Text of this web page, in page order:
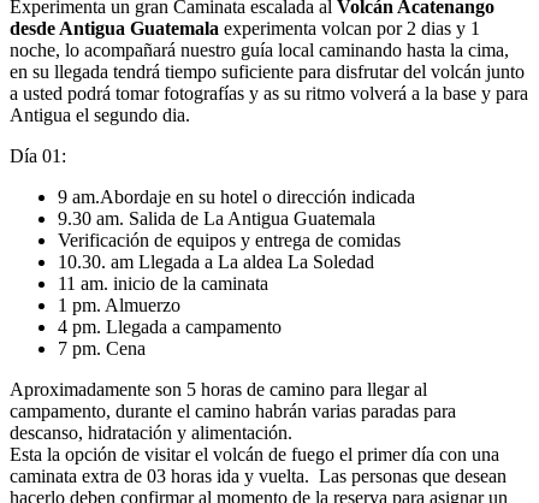
Experimenta un gran Caminata escalada al Volcán Acatenango
desde Antigua Guatemala experimenta volcan por 2 dias y 1
noche, lo acompañará nuestro guía local caminando hasta la cima,
en su llegada tendrá tiempo suficiente para disfrutar del volcán junto
a usted podrá tomar fotografías y as su ritmo volverá a la base y para
Antigua el segundo dia.
Día 01:
9 am.Abordaje en su hotel o dirección indicada
9.30 am. Salida de La Antigua Guatemala
Verificación de equipos y entrega de comidas
10.30. am Llegada a La aldea La Soledad
11 am. inicio de la caminata
1 pm. Almuerzo
4 pm. Llegada a campamento
7 pm. Cena
Aproximadamente son 5 horas de camino para llegar al
campamento, durante el camino habrán varias paradas para
descanso, hidratación y alimentación.
Esta la opción de visitar el volcán de fuego el primer día con una
caminata extra de 03 horas ida y vuelta. Las personas que desean
hacerlo deben confirmar al momento de la reserva para asignar un